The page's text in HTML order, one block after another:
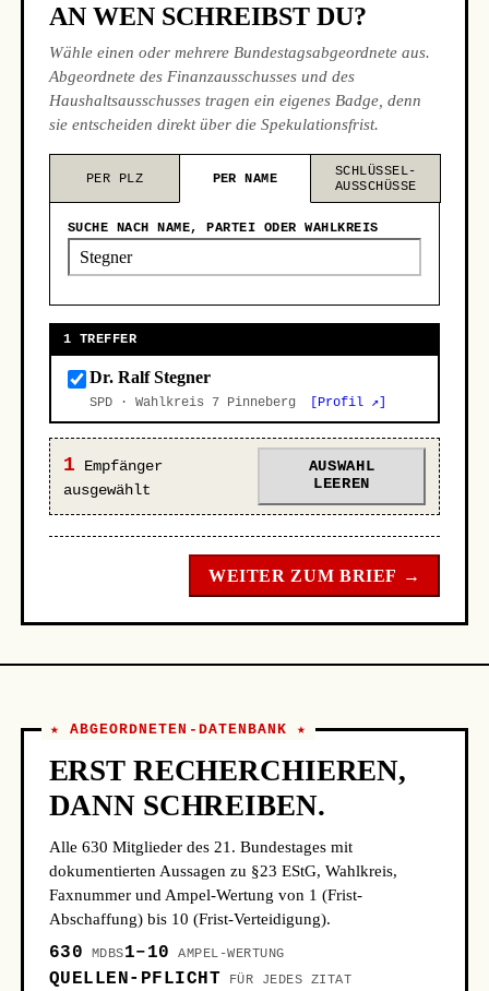
AN WEN SCHREIBST DU?
Wähle einen oder mehrere Bundestagsabgeordnete aus.
Abgeordnete des Finanzausschusses und des
Haushaltsausschusses tragen ein eigenes Badge, denn
sie entscheiden direkt über die Spekulationsfrist.
PER PLZ PER NAME
SCHLÜSSEL-
AUSSCHÜSSE
SUCHE NACH NAME, PARTEI ODER WAHLKREIS
1 TREFFER
Dr. Ralf Stegner
SPD · Wahlkreis 7 Pinneberg [Profil ↗]
1 Empfänger
ausgewählt
AUSWAHL
LEEREN
WEITER ZUM BRIEF →
★ ABGEORDNETEN-DATENBANK ★
ERST RECHERCHIEREN,
DANN SCHREIBEN.
Alle 630 Mitglieder des 21. Bundestages mit
dokumentierten Aussagen zu §23 EStG, Wahlkreis,
Faxnummer und Ampel-Wertung von 1 (Frist-
Abschaffung) bis 10 (Frist-Verteidigung).
630 MDBS1–10 AMPEL-WERTUNG
QUELLEN-PFLICHT FÜR JEDES ZITAT